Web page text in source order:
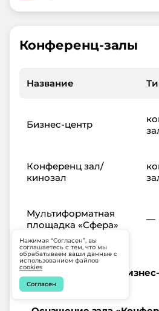
Конференц-залы
Название
Бизнес-центр
Конференц зал/
кинозал
Мультиформатная
площадка «Сфера»
—
Оснащение зала
Нажимая “Согласен”, вы
соглашаетесь с тем, что мы
обрабатываем ваши данные с
использованием файлов
cookies
Согласен